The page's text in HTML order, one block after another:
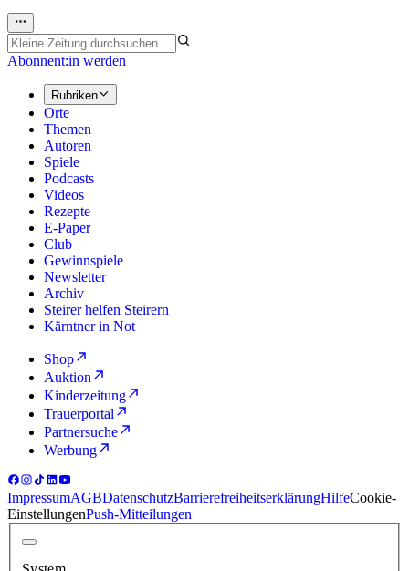
Abonnent:in werden
Rubriken
Orte
Themen
Autoren
Spiele
Podcasts
Videos
Rezepte
E-Paper
Club
Gewinnspiele
Newsletter
Archiv
Steirer helfen Steirern
Kärntner in Not
Shop
Auktion
Kinderzeitung
Trauerportal
Partnersuche
Werbung
ImpressumAGBDatenschutzBarrierefreiheitserklärungHilfeCookie-
EinstellungenPush-Mitteilungen